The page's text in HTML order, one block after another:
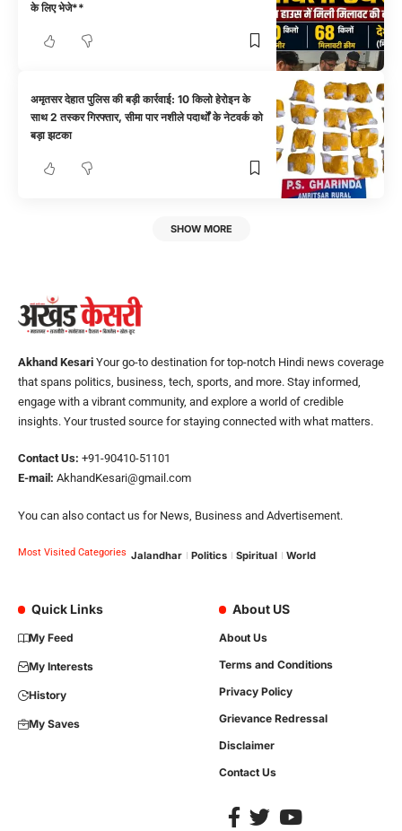
के लिए भेजे**
अमृतसर देहात पुलिस की बड़ी कार्रवाई: 10 किलो हेरोइन के
साथ 2 तस्कर गिरफ्तार, सीमा पार नशीले पदार्थों के नेटवर्क को
बड़ा झटका
SHOW MORE
Akhand Kesari Your go-to destination for top-notch Hindi news coverage
that spans politics, business, tech, sports, and more. Stay informed,
engage with a vibrant community, and explore a world of credible
insights. Your trusted source for staying connected with what matters.
Contact Us: +91-90410-51101
E-mail: AkhandKesari@gmail.com
You can also contact us for News, Business and Advertisement.
Most Visited Categories Jalandhar Politics Spiritual World
Quick Links
My Feed
My Interests
History
My Saves
About US
About Us
Terms and Conditions
Privacy Policy
Grievance Redressal
Disclaimer
Contact Us